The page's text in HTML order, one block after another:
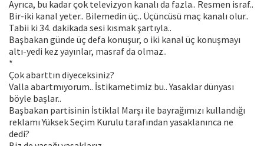
Ayrıca, bu kadar çok televizyon kanalı da fazla.. Resmen israf..
Bir-iki kanal yeter.. Bilemedin üç.. Üçüncüsü maç kanalı olur..
Tabii ki 34. dakikada sesi kısmak şartıyla..
Başbakan günde üç defa konuşur, o iki kanal üç konuşmayı
altı-yedi kez yayınlar, masraf da olmaz..
*
Çok abarttın diyeceksiniz?
Valla abartmıyorum.. İstikametimiz bu.. Yasaklar dünyası
böyle başlar..
Başbakan partisinin İstiklal Marşı ile bayrağımızı kullandığı
reklamı Yüksek Seçim Kurulu tarafından yasaklanınca ne
dedi?